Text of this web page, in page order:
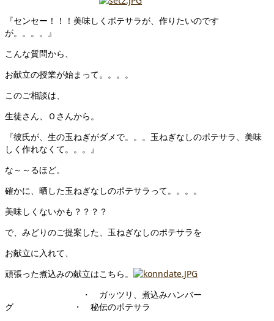
『センセー！！！美味しくポテサラが、作りたいのです
が。。。。』
こんな質問から、
お献立の授業が始まって。。。。
このご相談は、
生徒さん、Ｏさんから。
『彼氏が、生の玉ねぎがダメで。。。玉ねぎなしのポテサラ、美味
しく作れなくて。。。』
な～～るほど。
確かに、晒した玉ねぎなしのポテサラって。。。。
美味しくないかも？？？？
で、みどりのご提案した、玉ねぎなしのポテサラを
お献立に入れて、
頑張った煮込みの献立はこちら。
・ ガッツリ、煮込みハンバー
グ ・ 秘伝のポテサラ